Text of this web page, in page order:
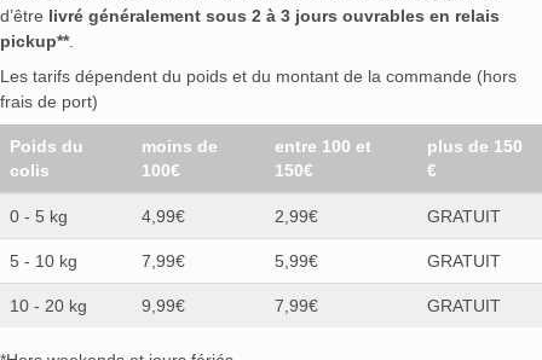
d’être livré généralement sous 2 à 3 jours ouvrables en relais
pickup**.
Les tarifs dépendent du poids et du montant de la commande (hors
frais de port)
Poids du
colis
moins de
100€
entre 100 et
150€
plus de 150
€
0 - 5 kg 4,99€ 2,99€ GRATUIT
5 - 10 kg 7,99€ 5,99€ GRATUIT
10 - 20 kg 9,99€ 7,99€ GRATUIT